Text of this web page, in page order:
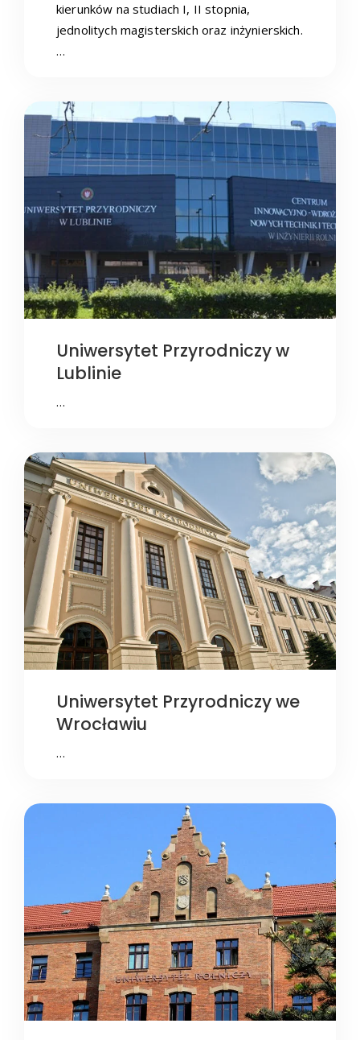
kierunków na studiach I, II stopnia,
jednolitych magisterskich oraz inżynierskich.
…
Uniwersytet Przyrodniczy w
Lublinie
…
Uniwersytet Przyrodniczy we
Wrocławiu
…